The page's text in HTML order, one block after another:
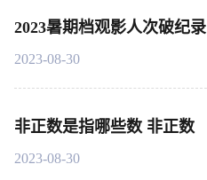
2023暑期档观影人次破纪录
2023-08-30
非正数是指哪些数 非正数
2023-08-30